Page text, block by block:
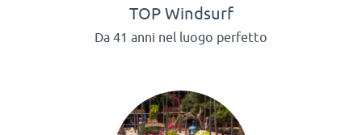
TOP Windsurf
Da 41 anni nel luogo perfetto